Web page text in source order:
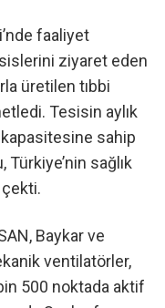
faaliyet
ziyaret eden
üretilen tıbbi
Tesisin aylık
sahip
sağlık
Baykar ve
ventilatörler,
500 noktada aktif